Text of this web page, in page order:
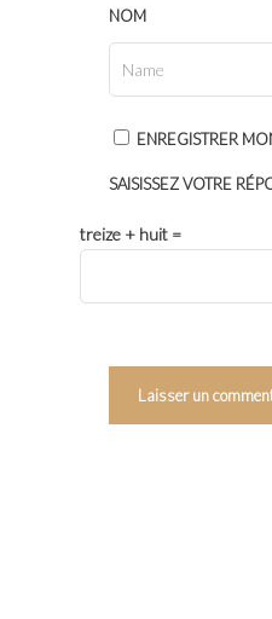
NOM
ENREGISTRER
SAISISSEZ VOTRE
treize + huit =